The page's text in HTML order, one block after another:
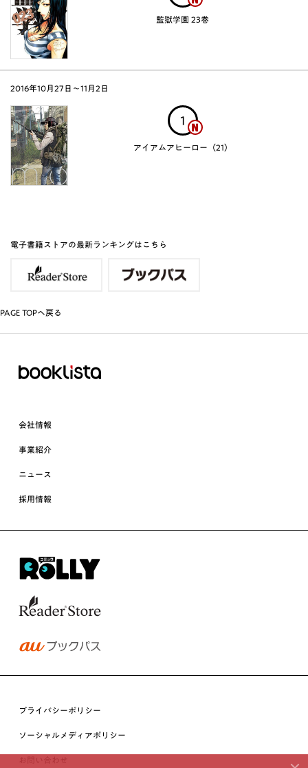
監獄学園 23巻
2016年10月27日〜11月2日
1
アイアムアヒーロー（21）
電子書籍ストアの最新ランキングはこちら
PAGE TOPへ戻る
会社情報
事業紹介
ニュース
採用情報
プライバシーポリシー
ソーシャルメディアポリシー
お問い合わせ